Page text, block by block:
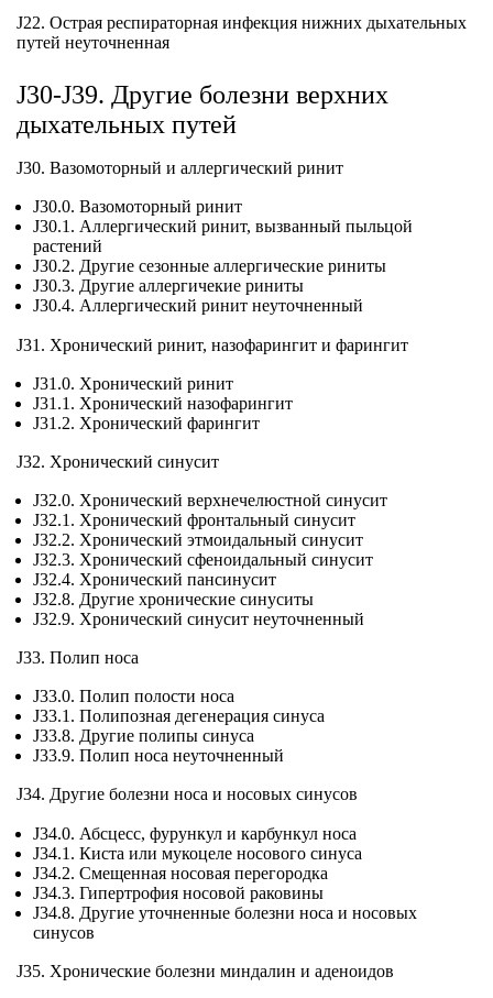
J22. Острая респираторная инфекция нижних дыхательных
путей неуточненная
J30-J39. Другие болезни верхних
дыхательных путей
J30. Вазомоторный и аллергический ринит
J30.0. Вазомоторный ринит
J30.1. Аллергический ринит, вызванный пыльцой
растений
J30.2. Другие сезонные аллергические риниты
J30.3. Другие аллергичекие риниты
J30.4. Аллергический ринит неуточненный
J31. Хронический ринит, назофарингит и фарингит
J31.0. Хронический ринит
J31.1. Хронический назофарингит
J31.2. Хронический фарингит
J32. Хронический синусит
J32.0. Хронический верхнечелюстной синусит
J32.1. Хронический фронтальный синусит
J32.2. Хронический этмоидальный синусит
J32.3. Хронический сфеноидальный синусит
J32.4. Хронический пансинусит
J32.8. Другие хронические синуситы
J32.9. Хронический синусит неуточненный
J33. Полип носа
J33.0. Полип полости носа
J33.1. Полипозная дегенерация синуса
J33.8. Другие полипы синуса
J33.9. Полип носа неуточненный
J34. Другие болезни носа и носовых синусов
J34.0. Абсцесс, фурункул и карбункул носа
J34.1. Киста или мукоцеле носового синуса
J34.2. Смещенная носовая перегородка
J34.3. Гипертрофия носовой раковины
J34.8. Другие уточненные болезни носа и носовых
синусов
J35. Хронические болезни миндалин и аденоидов